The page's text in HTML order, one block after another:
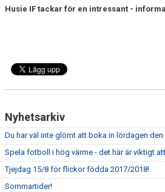
Husie IF tackar för en intressant -
Nyhetsarkiv
Du har väl inte glömt att boka in lördagen den
Spela fotboll i hög värme - det här är viktigt
Tjejdag 15/8 för flickor födda 2017/2018!
Sommartider!